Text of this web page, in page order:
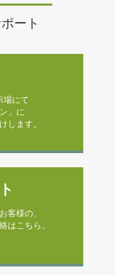
ート
場にて
」に
します。
客様の、
はこちら。